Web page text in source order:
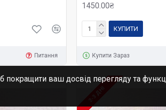
Питання
1450.00₴
КУПИТИ
Купити Зараз
2-3 ДНІ
покращити ваш досвід перегляду та